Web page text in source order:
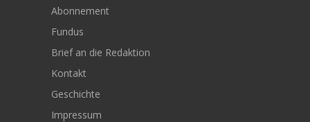
Abonnement
Fundus
Brief an die Redaktion
Kontakt
Geschichte
Impressum